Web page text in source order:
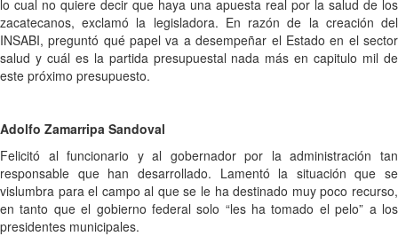
lo cual no quiere decir que haya una apuesta real por la salud de los
zacatecanos, exclamó la legisladora. En razón de la creación del
INSABI, preguntó qué papel va a desempeñar el Estado en el sector
salud y cuál es la partida presupuestal nada más en capitulo mil de
este próximo presupuesto.
Adolfo Zamarripa Sandoval
Felicitó al funcionario y al gobernador por la administración tan
responsable que han desarrollado. Lamentó la situación que se
vislumbra para el campo al que se le ha destinado muy poco recurso,
en tanto que el gobierno federal solo “les ha tomado el pelo” a los
presidentes municipales.